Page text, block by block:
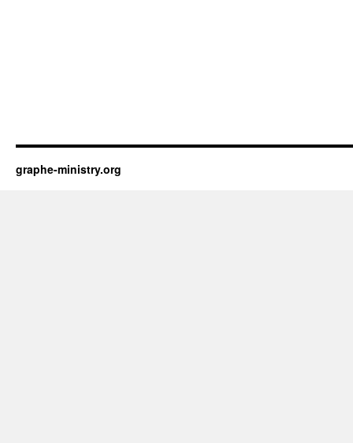
graphe-ministry.org